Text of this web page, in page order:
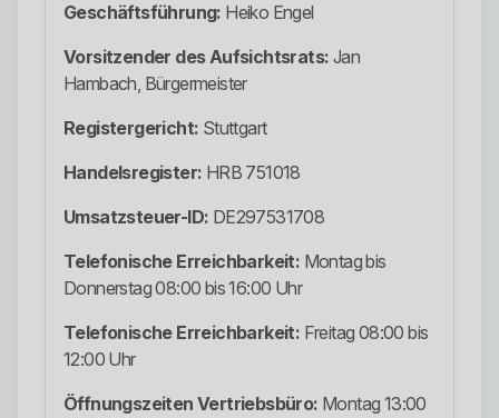
Geschäftsführung: Heiko Engel
Vorsitzender des Aufsichtsrats: Jan
Hambach, Bürgermeister
Registergericht: Stuttgart
Handelsregister: HRB 751018
Umsatzsteuer-ID: DE297531708
Telefonische Erreichbarkeit: Montag bis
Donnerstag 08:00 bis 16:00 Uhr
Telefonische Erreichbarkeit: Freitag 08:00 bis
12:00 Uhr
Öffnungszeiten Vertriebsbüro: Montag 13:00